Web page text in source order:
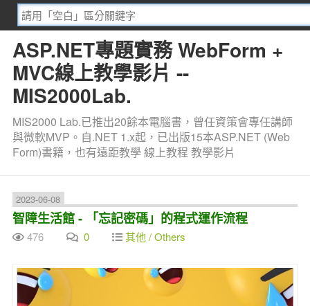
ASP.NET專題實務 WebForm +
MVC線上教學影片 --
MIS2000Lab.
MIS2000 Lab.已推出20餘本電腦書，曾任資策會專任講師
與微軟MVP。自.NET 1.x起，已出版15本ASP.NET (Web
Form)書籍，也有遠距教學 線上教程 教學影片
2023-06-08
智障生活館 - 「忘記密碼」的程式運作流程
476 0 其他 / Others